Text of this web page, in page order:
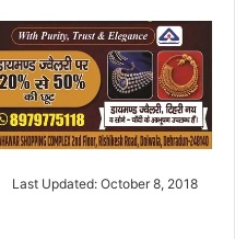
Last Updated: October 8, 2018